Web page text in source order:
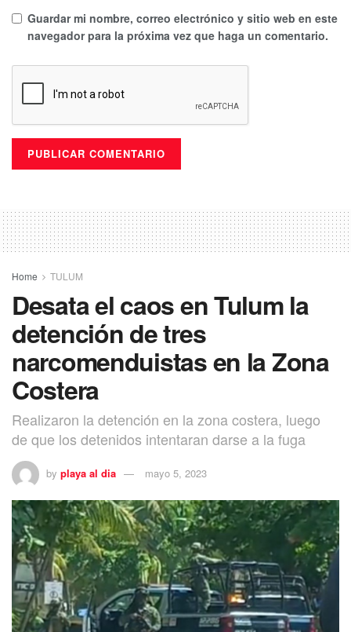
Guardar mi nombre, correo electrónico y sitio web en este
navegador para la próxima vez que haga un comentario.
Home TULUM
Desata el caos en Tulum la
detención de tres
narcomenduistas en la Zona
Costera
Realizaron la detención en la zona costera, luego
de que los detenidos intentaran darse a la fuga
by playa al dia mayo 5, 2023